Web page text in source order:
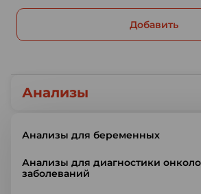
Анализы
Анализы для беременных
Анализы для диагностики
заболеваний
Добавить